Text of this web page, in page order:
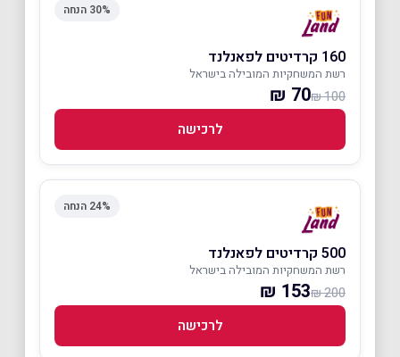
30% הנחה
160 קרדיטים לפאנלנד
רשת המשחקיות המובילה בישראל
100 ₪
70 ₪
לרכישה
24% הנחה
500 קרדיטים לפאנלנד
רשת המשחקיות המובילה בישראל
200 ₪
153 ₪
לרכישה